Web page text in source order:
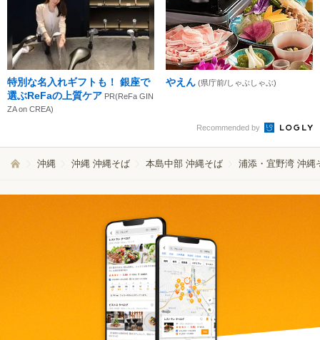
特別な名入れギフトも！ 銀座で
選ぶReFaの上質ケア PR(ReFa GIN
ZA on CREA)
やえん (県庁前/しゃぶしゃぶ)
Recommended by
沖縄 沖縄 沖縄そば 本島中部 沖縄そば 浦添・宜野湾 沖縄